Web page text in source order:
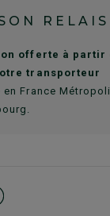
RELAIS
offerte à partir
transporteur
en France